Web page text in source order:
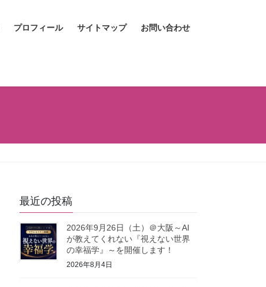
プロフィール サイトマップ お問い合わせ
最近の投稿
2026年9月26日（土）＠大阪～AI
が教えてくれない『視えない世界
の幸福学』～を開催します！
2026年8月4日